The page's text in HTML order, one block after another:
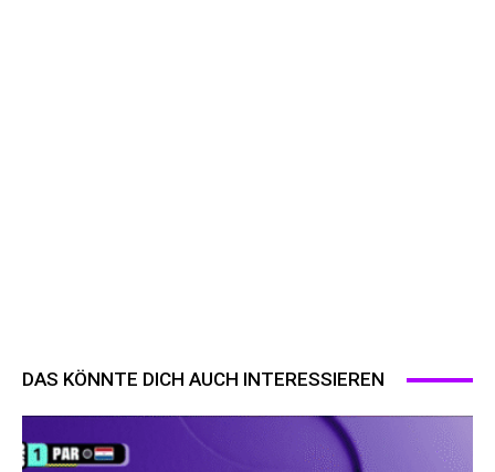
DAS KÖNNTE DICH AUCH INTERESSIEREN